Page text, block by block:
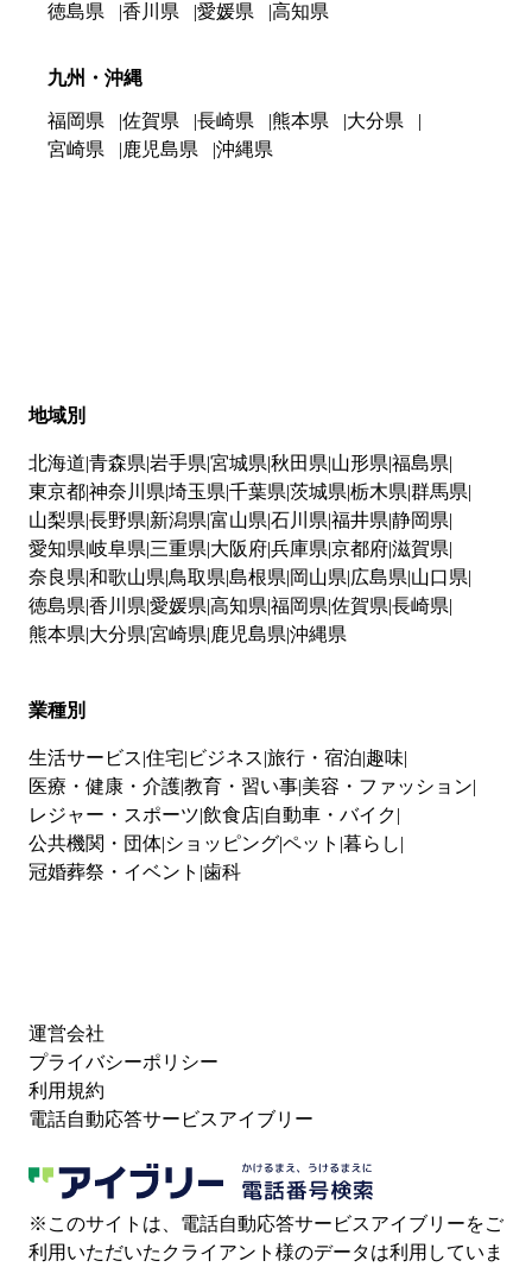
徳島県
香川県 愛媛県 高知県
九州・沖縄
福岡県 佐賀県 長崎県 熊本県
大分県
宮崎県
鹿児島県 沖縄県
地域別
北海道 青森県 岩手県 宮城県 秋田県 山形県 福島県
東京都神奈川県 埼玉県 千葉県 茨城県 栃木県 群馬県
山梨県 長野県 新潟県 富山県 石川県 福井県 静岡県
愛知県 岐阜県 三重県 大阪府兵庫県 京都府滋賀県
奈良県 和歌山県 鳥取県 島根県 岡山県 広島県 山口県
徳島県 香川県 愛媛県 高知県 福岡県 佐賀県 長崎県
熊本県 大分県 宮崎県 鹿児島県 沖縄県
業種別
生活サービス 住宅 ビジネス 旅行・宿泊 趣味
医療・健康・介護教育・習い事 美容・ファッション
レジャー・スポーツ 飲食店 自動車・バイク
公共機関・団体 ショッピングペット 暮らし
冠婚葬祭・イベント 歯科
運営会社
プライバシーポリシー
利用規約
電話自動応答サービスアイブリー
※このサイトは、電話自動応答サービスアイブリーをご
利用いただいたクライアント様のデータは利用していま